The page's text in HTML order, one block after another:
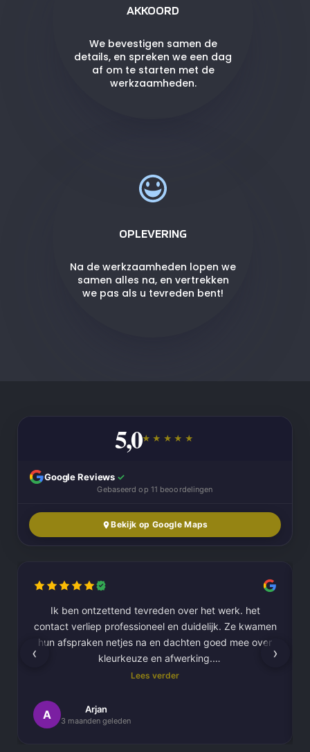
AKKOORD
We bevestigen samen de
details, en spreken we een dag
af om te starten met de
werkzaamheden.
OPLEVERING
Na de werkzaamheden lopen we
samen alles na, en vertrekken
we pas als u tevreden bent!
5,0★★★★★
Google Reviews ✓
Gebaseerd op 11 beoordelingen
Bekijk op Google Maps
Ik ben ontzettend tevreden over het werk. het
contact verliep professioneel en duidelijk. Ze kwamen
hun afspraken netjes na en dachten goed mee over
kleurkeuze en afwerking.
uitgevoerd. Alles is strak afgewerkt en ze werkten
netjes en zorgvuldig, met oog voor detail. .
Lees verder
A Arjan
3 maanden geleden
‹ ›